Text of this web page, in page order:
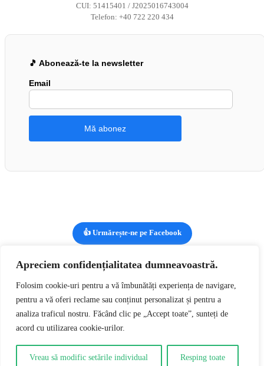
Apreciem confidențialitatea dumneavoastră.
Folosim cookie-uri pentru a vă îmbunătăți experiența de navigare,
pentru a vă oferi reclame sau conținut personalizat și pentru a
analiza traficul nostru. Făcând clic pe „Accept toate”, sunteți de
acord cu utilizarea cookie-urilor.
Vreau să modific setările individual Resping toate
CUI: 51415401 / J2025016743004
Telefon: +40 722 220 434
🎵 Abonează-te la newsletter
Email
👍 Urmărește-ne pe Facebook
LP VG VG+ (box3) lei49,00 RON
Adaugă în coș
Continuă cumpărăturile